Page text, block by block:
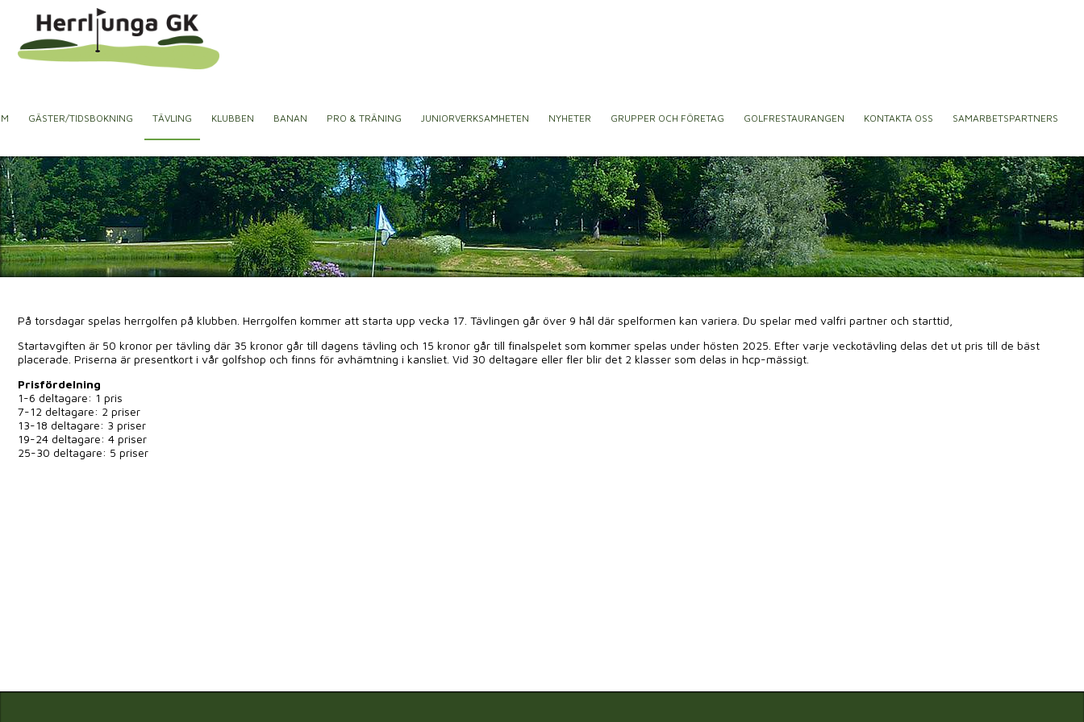
GÄSTER/TIDSBOKNING TÄVLING KLUBBEN BANAN PRO & TRÄNING JUNIORVERKSAMHETEN NYHETER GRUPPER OCH FÖRETAG GOLFRESTAURANGEN KONTAKTA OSS SAMARBETSPARTNERS
På torsdagar spelas herrgolfen på klubben. Herrgolfen kommer att starta upp vecka 17. Tävlingen går över 9 hål där spelformen kan variera. Du spelar med valfri partner och starttid,
Startavgiften är 50 kronor per tävling där 35 kronor går till dagens tävling och 15 kronor går till finalspelet som kommer spelas under hösten 2025. Efter varje veckotävling delas det ut pris till de bäst
placerade. Priserna är presentkort i vår golfshop och finns för avhämtning i kansliet. Vid 30 deltagare eller fler blir det 2 klasser som delas in hcp-mässigt.
Prisfördelning
1-6 deltagare: 1 pris
7-12 deltagare: 2 priser
13-18 deltagare: 3 priser
19-24 deltagare: 4 priser
25-30 deltagare: 5 priser